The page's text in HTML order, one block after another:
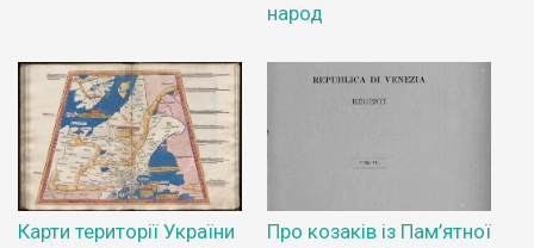
народ
Карти території України
Про козаків із Пам’ятної